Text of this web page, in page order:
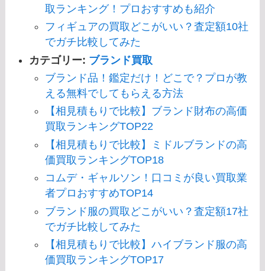
取ランキング！プロおすすめも紹介
フィギュアの買取どこがいい？査定額10社
でガチ比較してみた
カテゴリー: ブランド買取
ブランド品！鑑定だけ！どこで？プロが教
える無料でしてもらえる方法
【相見積もりで比較】ブランド財布の高価
買取ランキングTOP22
【相見積もりで比較】ミドルブランドの高
価買取ランキングTOP18
コムデ・ギャルソン！口コミが良い買取業
者プロおすすめTOP14
ブランド服の買取どこがいい？査定額17社
でガチ比較してみた
【相見積もりで比較】ハイブランド服の高
価買取ランキングTOP17